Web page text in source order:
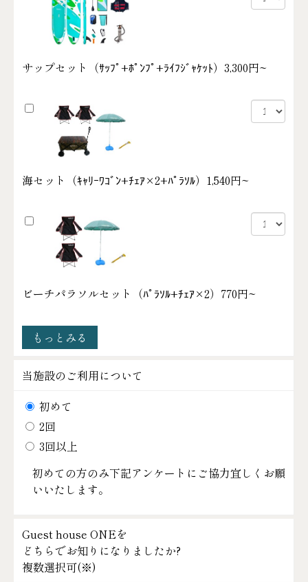
サップセット（ｻｯﾌﾟ+ﾎﾟﾝﾌﾟ+ﾗｲﾌｼﾞｬｹｯﾄ） 3,300円~
海セット（ｷｬﾘｰﾜｺﾞﾝ+ﾁｪｱ×2+ﾊﾟﾗｿﾙ） 1,540円~
ビーチパラソルセット（ﾊﾟﾗｿﾙ+ﾁｪｱ×2） 770円~
もっとみる
当施設のご利用について
初めて
2回
3回以上
初めての方のみ下記アンケートにご協力宜しくお願
いいたします。
Guest house ONEを
どちらでお知りになりましたか?
複数選択可(※)